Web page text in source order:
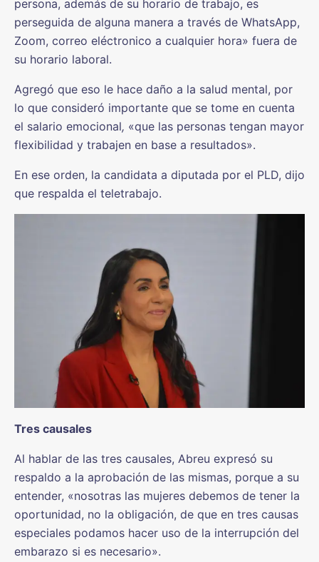
persona, además de su horario de trabajo, es
perseguida de alguna manera a través de WhatsApp,
Zoom, correo eléctronico a cualquier hora» fuera de
su horario laboral.
Agregó que eso le hace daño a la salud mental, por
lo que consideró importante que se tome en cuenta
el salario emocional, «que las personas tengan mayor
flexibilidad y trabajen en base a resultados».
En ese orden, la candidata a diputada por el PLD, dijo
que respalda el teletrabajo.
Tres causales
Al hablar de las tres causales, Abreu expresó su
respaldo a la aprobación de las mismas, porque a su
entender, «nosotras las mujeres debemos de tener la
oportunidad, no la obligación, de que en tres causas
especiales podamos hacer uso de la interrupción del
embarazo si es necesario».